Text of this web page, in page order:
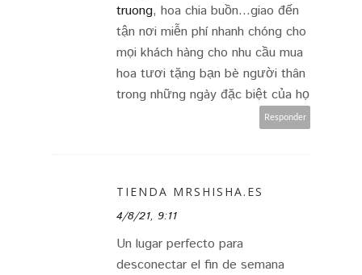
truong, hoa chia buồn...giao đến
tận nơi miễn phí nhanh chóng cho
mọi khách hàng cho nhu cầu mua
hoa tươi tặng bạn bè người thân
trong những ngày đặc biệt của họ
Responder
TIENDA MRSHISHA.ES
4/8/21, 9:11
Un lugar perfecto para
desconectar el fin de semana